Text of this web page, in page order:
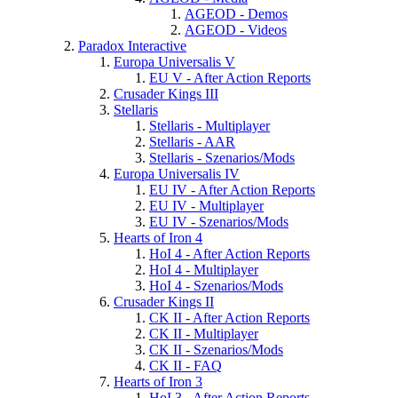
AGEOD - Demos
AGEOD - Videos
Paradox Interactive
Europa Universalis V
EU V - After Action Reports
Crusader Kings III
Stellaris
Stellaris - Multiplayer
Stellaris - AAR
Stellaris - Szenarios/Mods
Europa Universalis IV
EU IV - After Action Reports
EU IV - Multiplayer
EU IV - Szenarios/Mods
Hearts of Iron 4
HoI 4 - After Action Reports
HoI 4 - Multiplayer
HoI 4 - Szenarios/Mods
Crusader Kings II
CK II - After Action Reports
CK II - Multiplayer
CK II - Szenarios/Mods
CK II - FAQ
Hearts of Iron 3